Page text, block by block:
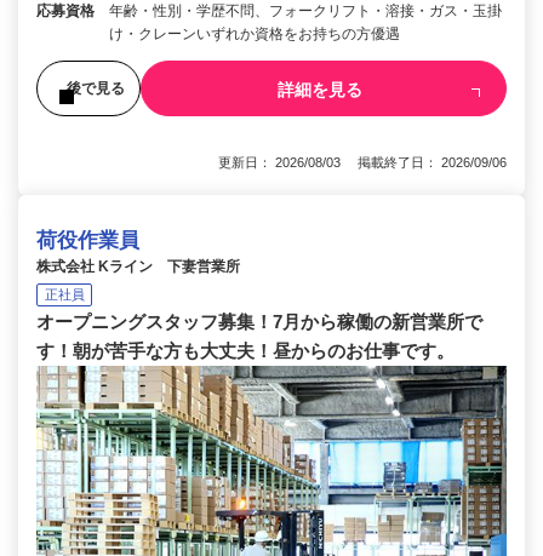
応募資格
年齢・性別・学歴不問、フォークリフト・溶接・ガス・玉掛
け・クレーンいずれか資格をお持ちの方優遇
後で見る 詳細を見る
更新日： 2026/08/03 掲載終了日： 2026/09/06
荷役作業員
株式会社 Kライン 下妻営業所
正社員
オープニングスタッフ募集！7月から稼働の新営業所で
す！朝が苦手な方も大丈夫！昼からのお仕事です。